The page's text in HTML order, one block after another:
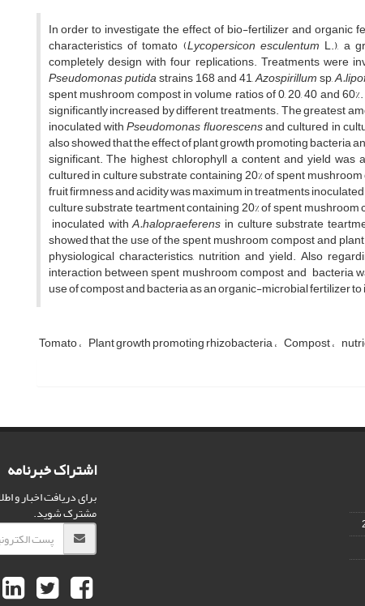
In order to investigate the effect of bio-fertilizer and organic
characteristics of tomato (Lycopersicon esculentum L.), a
completely design with four replications. Treatments were
Pseudomonas putidastrains 168 and 41,Azospirillumsp,
spent mushroom compost in volume ratios of 0, 20, 40 and
significantly increased by different treatments. The greatest
inoculated withPseudomonas fluorescensand cultured in
also showed that the effect of plant growth promoting bacteria
significant. The highest chlorophyll a content and yield
cultured in culture substrate containing 20% of spent
fruit firmness and acidity was maximum in treatments
culture substrate teartment containing 20% of spent
inoculated withA.halopraeferens in culture substrate
showed that the use of the spent mushroom compost and
physiological characteristics, nutrition and yield. Also
interaction between spent mushroom compost and bacteria
use of compost and bacteria as an organic-microbial fertilizer
Tomato Plant growth promoting rhizobacteria Compost
اشتراک خبرنامه
برای دریافت اخبار و
مشترک شوید.